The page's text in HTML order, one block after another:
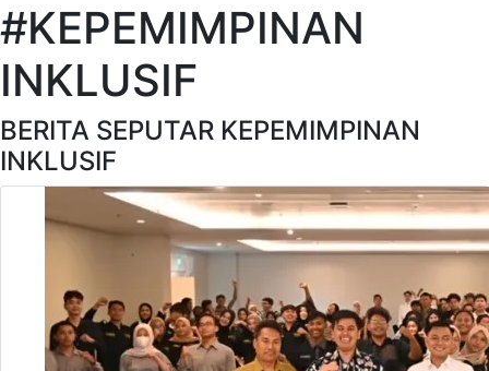
#KEPEMIMPINAN
INKLUSIF
BERITA SEPUTAR KEPEMIMPINAN
INKLUSIF